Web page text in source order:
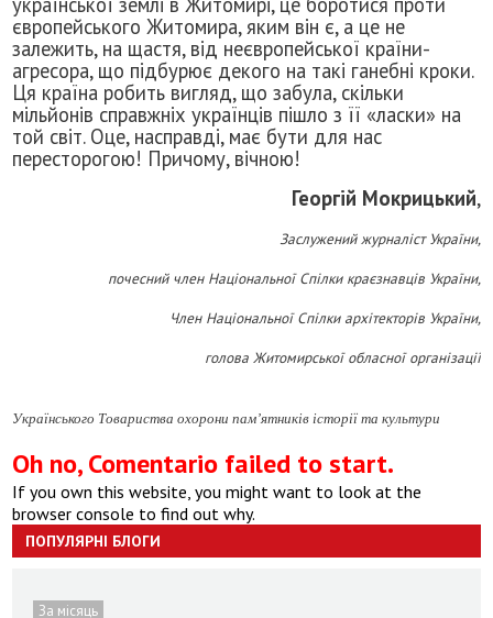
європейського Житомира, яким він є, а це не
залежить, на щастя, від неєвропейської країни-
агресора, що підбурює декого на такі ганебні кроки.
Ця країна робить вигляд, що забула, скільки
мільйонів справжніх українців пішло з її «ласки» на
той світ. Оце, насправді, має бути для нас
пересторогою! Причому, вічною!
Георгій Мокрицький,
Заслужений журналіст України,
почесний член Національної Спілки краєзнавців України,
Член Національної Спілки архітекторів України,
голова Житомирської обласної організації
Українського Товариства охорони пам’ятників історії та культури
Oh no, Comentario failed to start.
If you own this website, you might want to look at the
browser console to find out why.
ПОПУЛЯРНІ БЛОГИ
За місяць